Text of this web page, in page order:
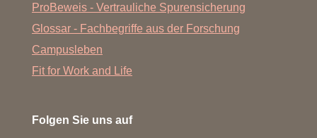
ProBeweis - Vertrauliche Spurensicherung
Glossar - Fachbegriffe aus der Forschung
Campusleben
Fit for Work and Life
Folgen Sie uns auf